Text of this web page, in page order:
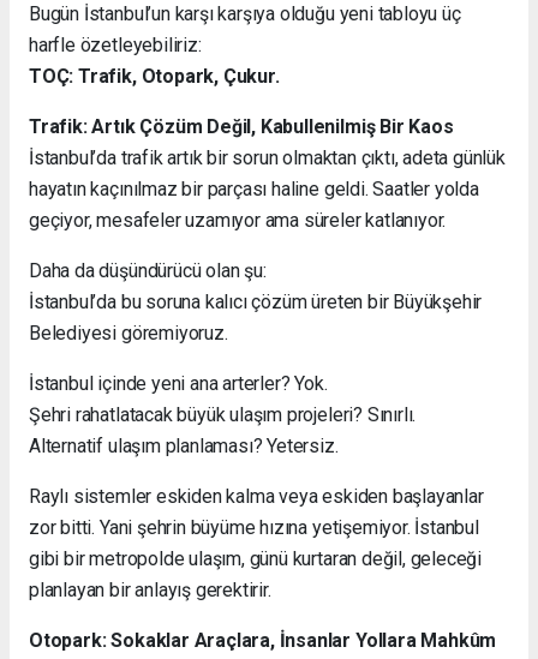
Bugün İstanbul’un karşı karşıya olduğu yeni tabloyu üç
harfle özetleyebiliriz:
TOÇ: Trafik, Otopark, Çukur.
Trafik: Artık Çözüm Değil, Kabullenilmiş Bir Kaos
İstanbul’da trafik artık bir sorun olmaktan çıktı, adeta günlük
hayatın kaçınılmaz bir parçası haline geldi. Saatler yolda
geçiyor, mesafeler uzamıyor ama süreler katlanıyor.
Daha da düşündürücü olan şu:
İstanbul’da bu soruna kalıcı çözüm üreten bir Büyükşehir
Belediyesi göremiyoruz.
İstanbul içinde yeni ana arterler? Yok.
Şehri rahatlatacak büyük ulaşım projeleri? Sınırlı.
Alternatif ulaşım planlaması? Yetersiz.
Raylı sistemler eskiden kalma veya eskiden başlayanlar
zor bitti. Yani şehrin büyüme hızına yetişemiyor. İstanbul
gibi bir metropolde ulaşım, günü kurtaran değil, geleceği
planlayan bir anlayış gerektirir.
Otopark: Sokaklar Araçlara, İnsanlar Yollara Mahkûm